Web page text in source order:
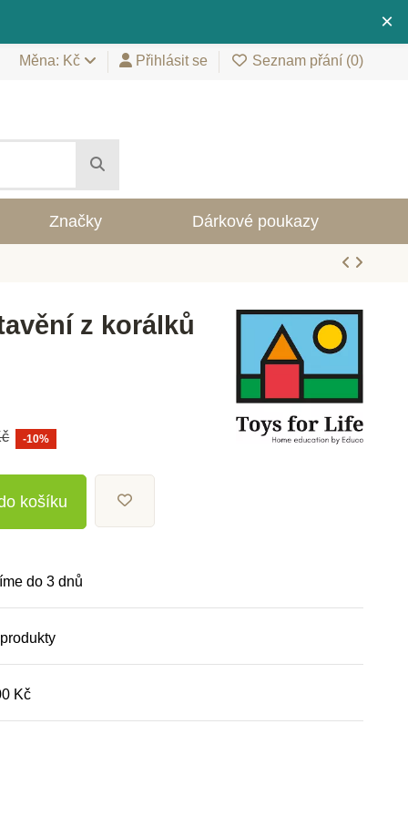
×
Měna: Kč Přihlásit se Seznam přání (0)
Značky Dárkové poukazy
z korálků
-10%
košíku
do 3 dnů
Kč